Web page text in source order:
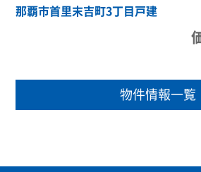
那覇市首里末吉町3丁目戸建
物件情報一覧